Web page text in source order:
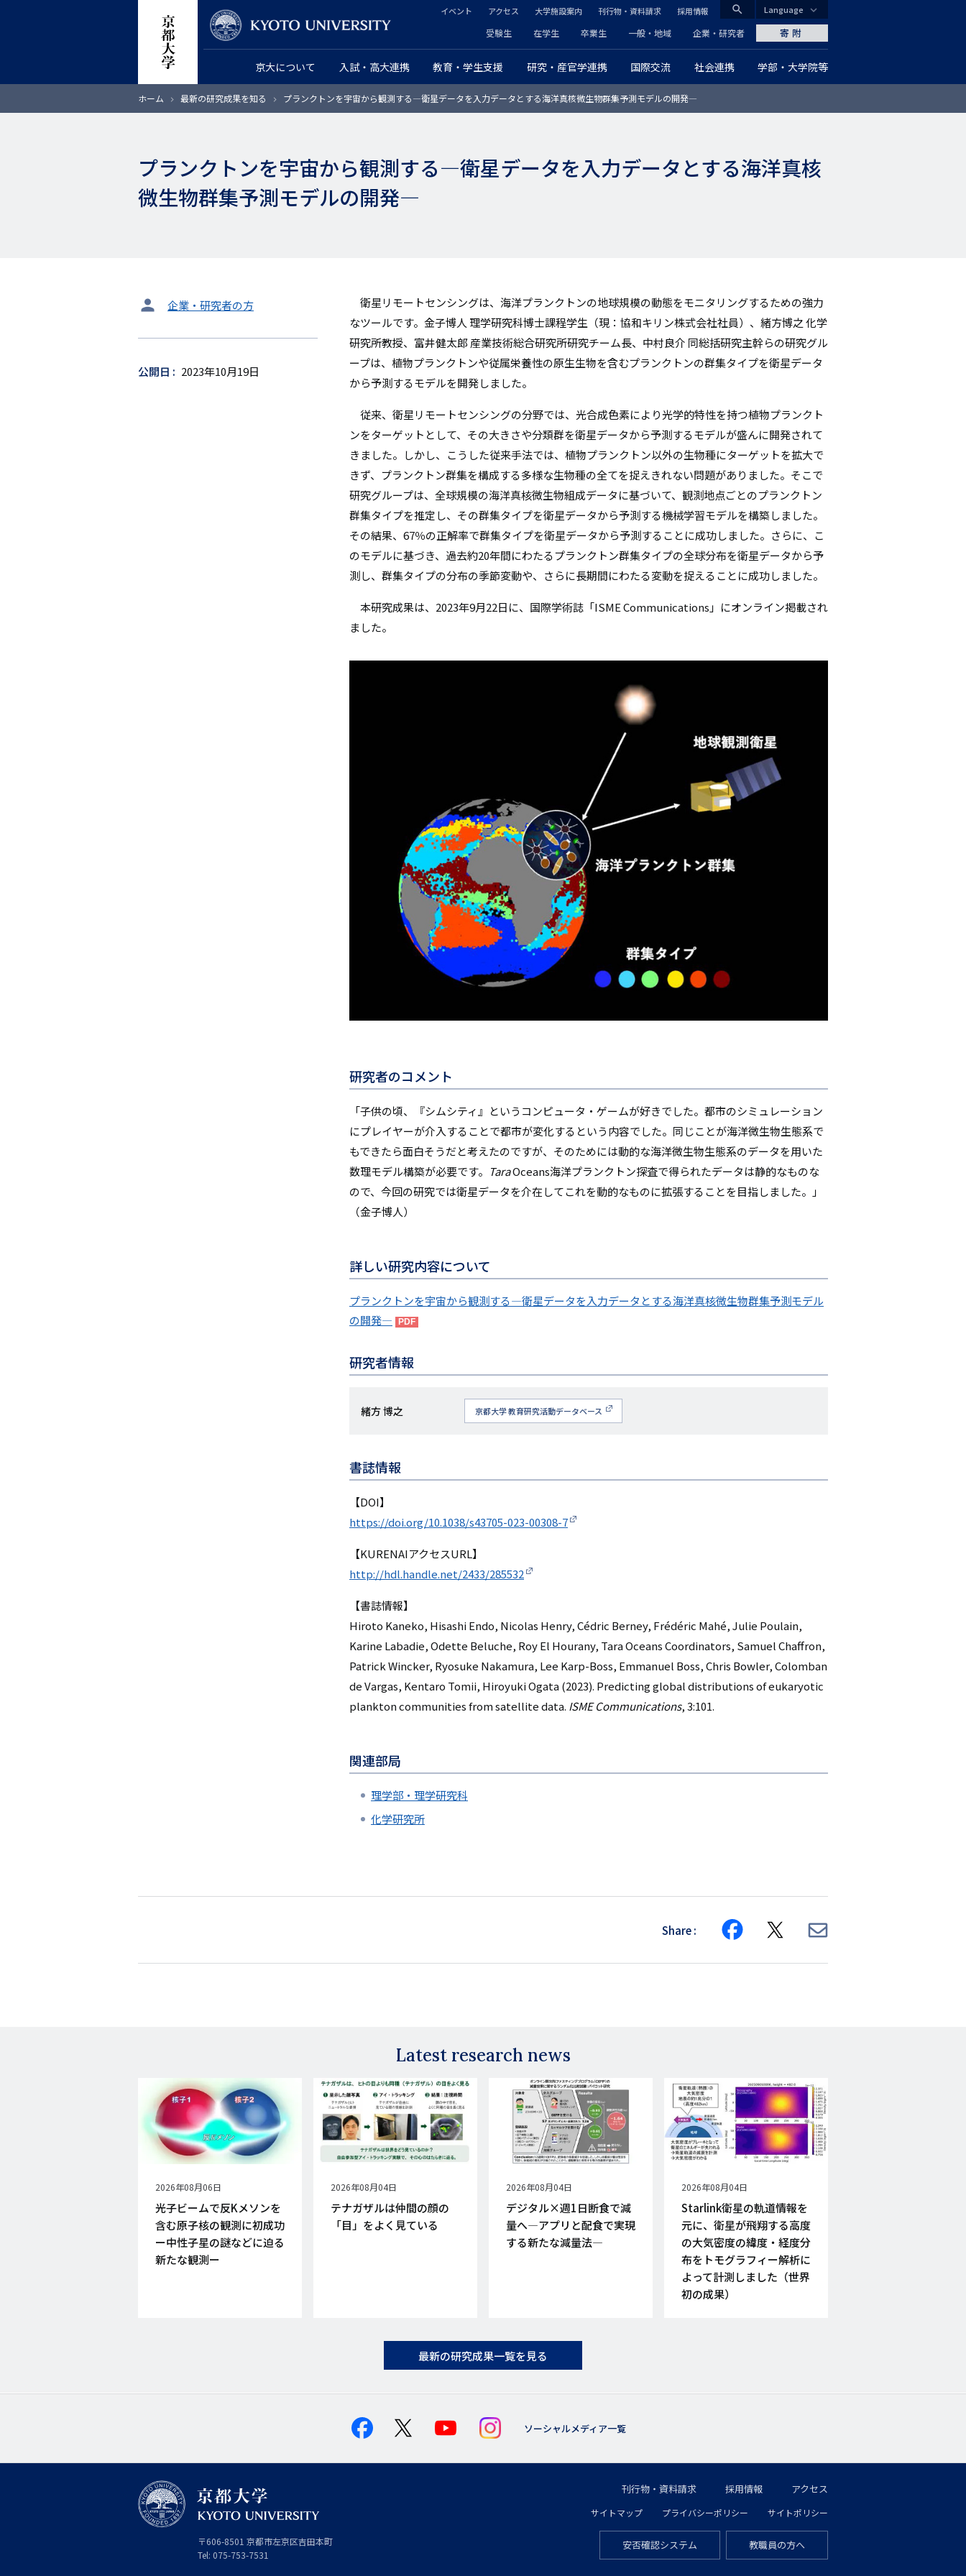
ン
CLOSE
search
グ
ロ
京大について 入試・高大連携 教育・学生支援 研究・産官学連携 国際交流 社会連携 学部・大学院等
ヘ
ッ
ダ
プ
ー
リ
ン
ク
受験生 在学生 卒業生 一般・地域 企業・研究者
ッ
ダ
ー
カ
ー
リ
ン
ク
イベント アクセス 大学施設案内 刊行物・資料請求 採用情報
寄附
Language
ホーム 最新の研究成果を知る プランクトンを宇宙から観測する―衛星データを入力データとする海洋真核微生物群集予測モデルの開発―
プランクトンを宇宙から観測する―衛星データを入力データとする海洋真核
微生物群集予測モデルの開発―
タ
ッ
企業・研究者の方
公開日 2023年10月19日
衛星リモートセンシングは、海洋プランクトンの地球規模の動態をモニタリングするための強力
なツールです。金子博人 理学研究科博士課程学生（現：協和キリン株式会社社員）、緒方博之 化学
研究所教授、富井健太郎 産業技術総合研究所研究チーム長、中村良介 同総括研究主幹らの研究グル
ープは、植物プランクトンや従属栄養性の原生生物を含むプランクトンの群集タイプを衛星データ
から予測するモデルを開発しました。
従来、衛星リモートセンシングの分野では、光合成色素により光学的特性を持つ植物プランクト
ンをターゲットとして、その大きさや分類群を衛星データから予測するモデルが盛んに開発されて
きました。しかし、こうした従来手法では、植物プランクトン以外の生物種にターゲットを拡大で
きず、プランクトン群集を構成する多様な生物種の全てを捉えきれない問題がありました。そこで
研究グループは、全球規模の海洋真核微生物組成データに基づいて、観測地点ごとのプランクトン
群集タイプを推定し、その群集タイプを衛星データから予測する機械学習モデルを構築しました。
その結果、67％の正解率で群集タイプを衛星データから予測することに成功しました。さらに、こ
のモデルに基づき、過去約20年間にわたるプランクトン群集タイプの全球分布を衛星データから予
測し、群集タイプの分布の季節変動や、さらに長期間にわたる変動を捉えることに成功しました。
本研究成果は、2023年9月22日に、国際学術誌「ISME Communications」にオンライン掲載され
ました。
研究者のコメント
「子供の頃、『シムシティ』というコンピュータ・ゲームが好きでした。都市のシミュレーション
にプレイヤーが介入することで都市が変化するという内容でした。同じことが海洋微生物生態系で
もできたら面白そうだと考えたのですが、そのためには動的な海洋微生物生態系のデータを用いた
数理モデル構築が必要です。 TaraOceans海洋プランクトン探査で得られたデータは静的なものな
ので、今回の研究では衛星データを介在してこれを動的なものに拡張することを目指しました。」
（金子博人）
詳しい研究内容について
プランクトンを宇宙から観測する―衛星データを入力データとする海洋真核微生物群集予測モデル
の開発―
研究者情報
研
名
緒方 博之 京都大学 教育研究活動データベース
書誌情報
【DOI】
https://doi.org/10.1038/s43705-023-00308-7
【KURENAIアクセスURL】
http://hdl.handle.net/2433/285532
【書誌情報】
Hiroto Kaneko, Hisashi Endo, Nicolas Henry, Cédric Berney, Frédéric Mahé, Julie Poulain,
Karine Labadie, Odette Beluche, Roy El Hourany, Tara Oceans Coordinators, Samuel Chaffron,
Patrick Wincker, Ryosuke Nakamura, Lee Karp-Boss, Emmanuel Boss, Chris Bowler, Colomban
de Vargas, Kentaro Tomii, Hiroyuki Ogata (2023). Predicting global distributions of eukaryotic
plankton communities from satellite data. ISME Communications, 3:101.
関連部局
理学部・理学研究科
化学研究所
Share Share Share
Latest research news
公
開
日
2026年08月06日
光子ビームで反Kメソンを
含む原子核の観測に初成功
ー中性子星の謎などに迫る
新たな観測ー
公
開
日
2026年08月04日
テナガザルは仲間の顔の
「目」をよく見ている
公
開
日
2026年08月04日
デジタル×週1日断食で減
量へ―アプリと配食で実現
する新たな減量法―
公
開
日
2026年08月04日
Starlink衛星の軌道情報を
元に、衛星が飛翔する高度
の大気密度の緯度・経度分
布をトモグラフィー解析に
よって計測しました（世界
初の成果）
最新の研究成果一覧を見る
ソーシャルメディア一覧
京
都
大
〒606-8501 京
都
府
京都市左京区吉田本町
Tel: 075-753-7531
フ
ッ
タ
刊行物・資料請求 採用情報 アクセス
フ
ッ
サイトマップ プライバシーポリシー サイトポリシー
フ
安否確認システム 教職員の方へ